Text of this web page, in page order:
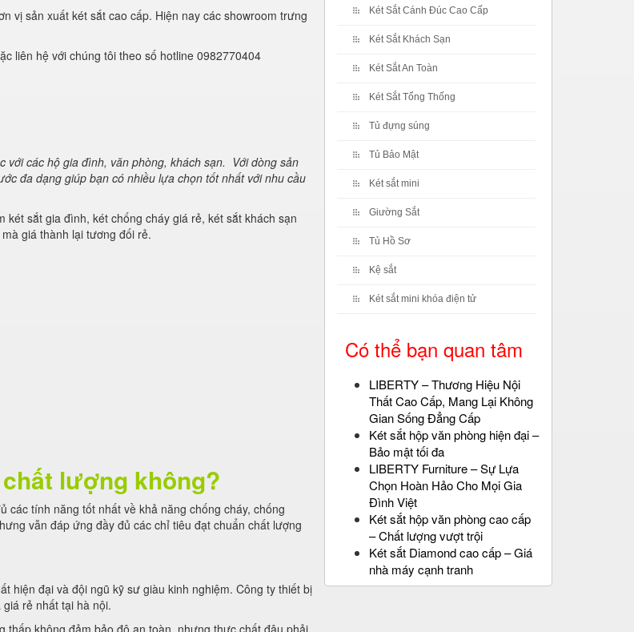
vị sản xuất két sắt cao cấp. Hiện nay các showroom trưng
liên hệ với chúng tôi theo số hotline 0982770404
với các hộ gia đình, văn phòng, khách sạn. Với dòng sản
đa dạng giúp bạn có nhiều lựa chọn tốt nhất với nhu cầu
sắt gia đình, két chống cháy giá rẻ, két sắt khách sạn
giá thành lại tương đối rẻ.
lượng không?
các tính năng tốt nhất về khả năng chống cháy, chống
vẫn đáp ứng đầy đủ các chỉ tiêu đạt chuẩn chất lượng
hiện đại và đội ngũ kỹ sư giàu kinh nghiệm. Công ty thiết bị
rẻ nhất tại hà nội.
không đảm bảo độ an toàn, nhưng thực chất đâu phải
Két Sắt Cánh Đúc Cao Cấp
Két Sắt Khách Sạn
Két Sắt An Toàn
Két Sắt Tổng Thống
Tủ đựng súng
Tủ Bảo Mật
Két sắt mini
Giường Sắt
Tủ Hồ Sơ
Kệ sắt
Két sắt mini khóa điện tử
Có thể bạn quan tâm
LIBERTY – Thương Hiệu Nội
Thất Cao Cấp, Mang Lại Không
Gian Sống Đẳng Cấp
Két sắt hộp văn phòng hiện đại –
Bảo mật tối đa
LIBERTY Furniture – Sự Lựa
Chọn Hoàn Hảo Cho Mọi Gia
Đình Việt
Két sắt hộp văn phòng cao cấp
– Chất lượng vượt trội
Két sắt Diamond cao cấp – Giá
nhà máy cạnh tranh